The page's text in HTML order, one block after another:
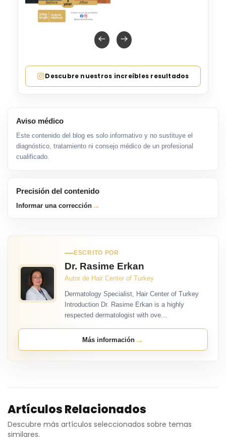
Descubre nuestros increíbles resultados
Aviso médico
Este contenido del blog es solo informativo y no sustituye el
diagnóstico, tratamiento ni consejo médico de un profesional
cualificado.
Precisión del contenido
Informar una corrección →
ESCRITO POR
Dr. Rasime Erkan
Autor de Hair Center of Turkey
Dermatology Specialist, Hair Center of Turkey
Introduction Dr. Rasime Erkan is a highly
respected dermatologist with ove...
Más información →
Artículos Relacionados
Descubre más artículos seleccionados sobre temas
similares.